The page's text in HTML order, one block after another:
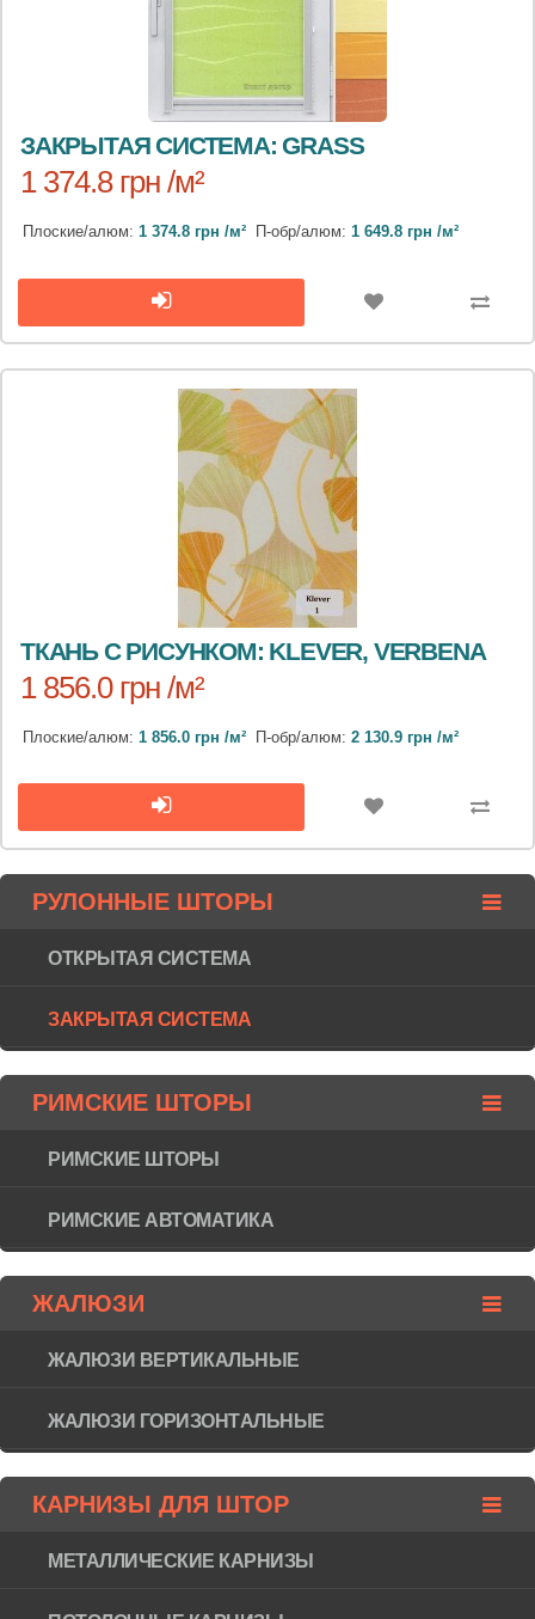
ЗАКРЫТАЯ СИСТЕМА: GRASS
1 374.8 грн /м²
Плоские/алюм: 1 374.8 грн /м² П-обр/алюм: 1 649.8 грн /м²
ТКАНЬ С РИСУНКОМ: KLEVER, VERBENA
1 856.0 грн /м²
Плоские/алюм: 1 856.0 грн /м² П-обр/алюм: 2 130.9 грн /м²
РУЛОННЫЕ ШТОРЫ
ОТКРЫТАЯ СИСТЕМА
ЗАКРЫТАЯ СИСТЕМА
РИМСКИЕ ШТОРЫ
РИМСКИЕ ШТОРЫ
РИМСКИЕ АВТОМАТИКА
ЖАЛЮЗИ
ЖАЛЮЗИ ВЕРТИКАЛЬНЫЕ
ЖАЛЮЗИ ГОРИЗОНТAЛЬНЫЕ
КАРНИЗЫ ДЛЯ ШТОР
МЕТАЛЛИЧЕСКИЕ КАРНИЗЫ